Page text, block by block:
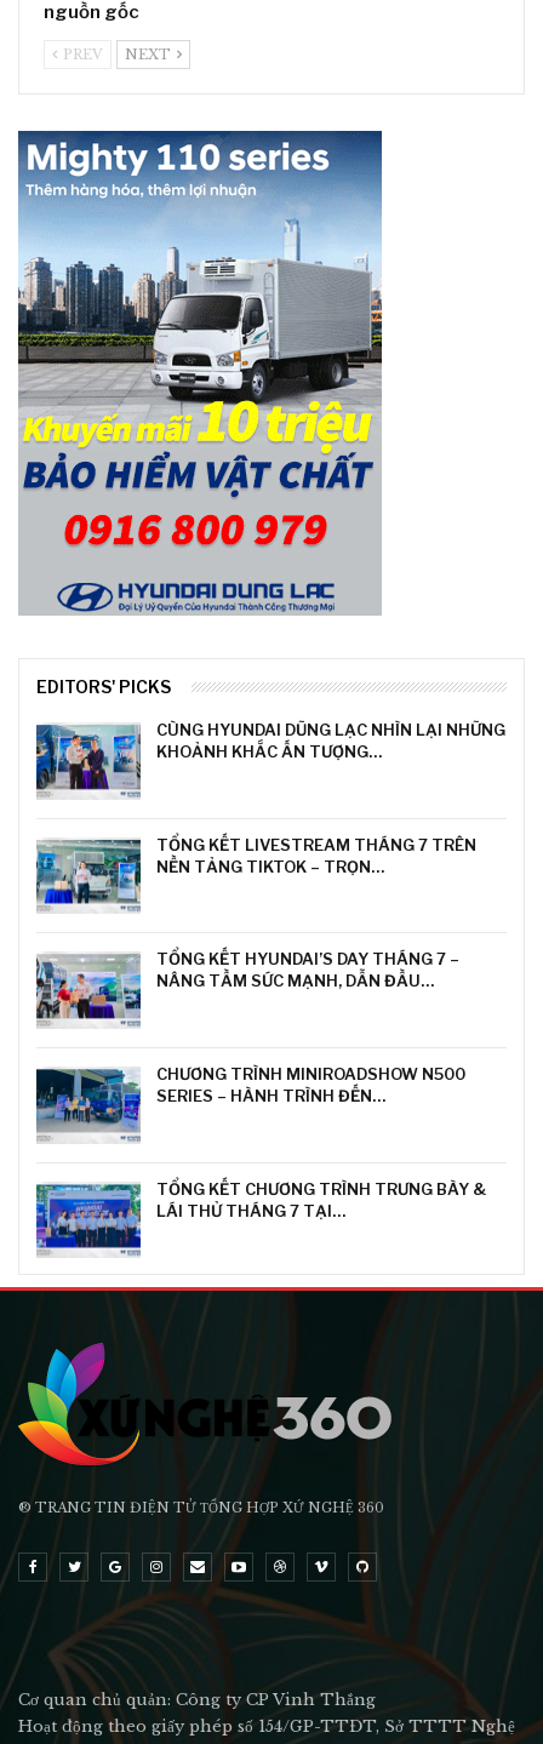
nguồn gốc
PREV NEXT
EDITORS' PICKS
CÙNG HYUNDAI DŨNG LẠC NHÌN LẠI NHỮNG
KHOẢNH KHẮC ẤN TƯỢNG…
TỔNG KẾT LIVESTREAM THÁNG 7 TRÊN
NỀN TẢNG TIKTOK – TRỌN…
TỔNG KẾT HYUNDAI’S DAY THÁNG 7 –
NÂNG TẦM SỨC MẠNH, DẪN ĐẦU…
CHƯƠNG TRÌNH MINIROADSHOW N500
SERIES – HÀNH TRÌNH ĐẾN…
TỔNG KẾT CHƯƠNG TRÌNH TRƯNG BÀY &
LÁI THỬ THÁNG 7 TẠI…
® TRANG TIN ĐIỆN TỬ ТỔNG HỢP XỨ NGHỆ 360
Cơ quan chủ quản: Công ty CP Vinh Thắng
Hoạt động theo giấy phép số 154/GP-TTĐT, Sở TTTT Nghệ